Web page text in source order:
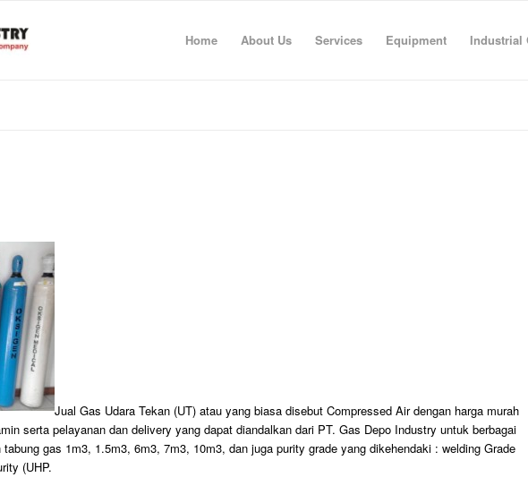
Home About Us Services Equipment Industrial
Jual Gas Udara Tekan (UT) atau yang biasa disebut Compressed Air dengan harga murah
serta pelayanan dan delivery yang dapat diandalkan dari PT. Gas Depo Industry untuk berbagai
gas 1m3, 1.5m3, 6m3, 7m3, 10m3, dan juga purity grade yang dikehendaki : welding Grade
(UHP.